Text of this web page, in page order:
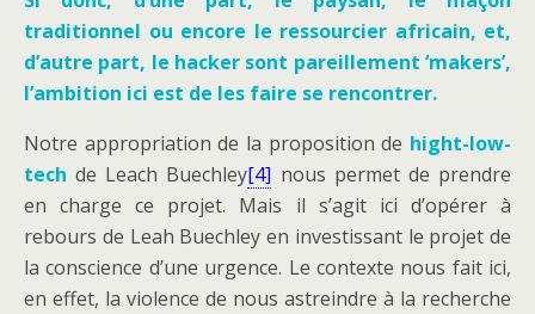
traditionnel ou encore le ressourcier africain, et,
d’autre part, le hacker sont pareillement ‘makers’,
l’ambition ici est de les faire se rencontrer.
Notre appropriation de la proposition de hight-low-
techde Leach Buechley[4] nous permet de prendre
en charge ce projet. Mais il s’agit ici d’opérer à
rebours de Leah Buechley en investissant le projet de
la conscience d’une urgence. Le contexte nous fait ici,
en effet, la violence de nous astreindre à la recherche